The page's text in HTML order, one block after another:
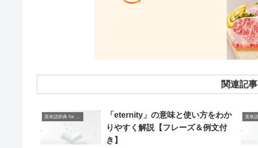
関連記事
「eternity」の意味と使い方をわか
りやすく解説【フレーズ＆例文付
き】